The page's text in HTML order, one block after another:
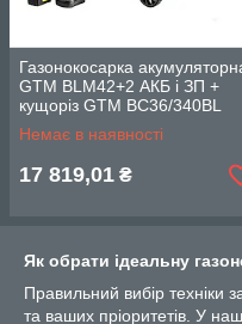
Газонокосарка
GTM BLM42+2 АКБ і ЗП +
кущоріз GTM BC36/340BL
(BLM42+BC36/340BL_PROM
O)
Немає в наявності
17 819,01 ₴
Як обрати ідеальну
Правильний вибір техніки
та ваших пріоритетів. У